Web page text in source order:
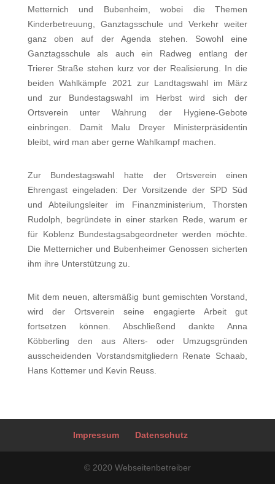
Metternich und Bubenheim, wobei die Themen
Kinderbetreuung, Ganztagsschule und Verkehr weiter
ganz oben auf der Agenda stehen. Sowohl eine
Ganztagsschule als auch ein Radweg entlang der
Trierer Straße stehen kurz vor der Realisierung. In die
beiden Wahlkämpfe 2021 zur Landtagswahl im März
und zur Bundestagswahl im Herbst wird sich der
Ortsverein unter Wahrung der Hygiene-Gebote
einbringen. Damit Malu Dreyer Ministerpräsidentin
bleibt, wird man aber gerne Wahlkampf machen.
Zur Bundestagswahl hatte der Ortsverein einen
Ehrengast eingeladen: Der Vorsitzende der SPD Süd
und Abteilungsleiter im Finanzministerium, Thorsten
Rudolph, begründete in einer starken Rede, warum er
für Koblenz Bundestagsabgeordneter werden möchte.
Die Metternicher und Bubenheimer Genossen sicherten
ihm ihre Unterstützung zu.
Mit dem neuen, altersmäßig bunt gemischten Vorstand,
wird der Ortsverein seine engagierte Arbeit gut
fortsetzen können. Abschließend dankte Anna
Köbberling den aus Alters- oder Umzugsgründen
ausscheidenden Vorstandsmitgliedern Renate Schaab,
Hans Kottemer und Kevin Reuss.
Impressum Datenschutz
© 2020 Webseitenbetreiber